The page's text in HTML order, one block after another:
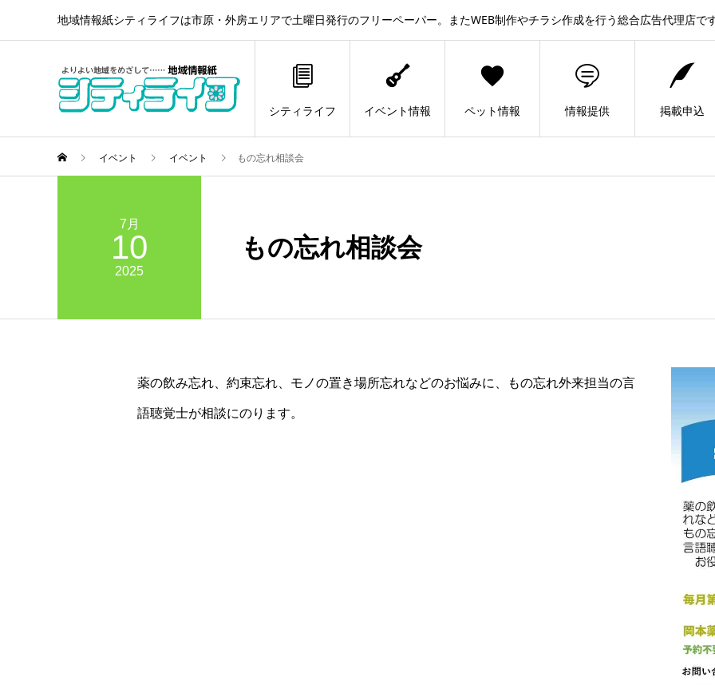
地域情報紙シティライフは市原・外房エリアで土曜日発行のフリーペーパー。またWEB制作やチラシ作成を行う総合広告代理店です
シティライフ イベント情報 ペット情報 情報提供 掲載申込
イベント イベント もの忘れ相談会
7月
10
2025
もの忘れ相談会
薬の飲み忘れ、約束忘れ、モノの置き場所忘れなどのお悩みに、もの忘れ外来担当の言
語聴覚士が相談にのります。